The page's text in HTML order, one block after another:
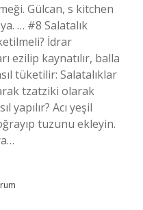
Gülcan, s kitchen
… #8 Salatalık
İdrar
ezilip kaynatılır, balla
tüketilir: Salatalıklar
tzatziki olarak
yapılır? Acı yeşil
tuzunu ekleyin.